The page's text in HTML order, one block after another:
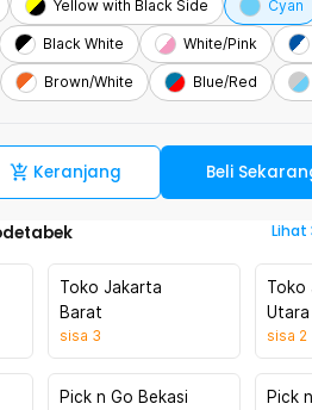
Yellow with Black Side Cyan
Black White White/Pink
Brown/White Blue/Red
Keranjang Beli
Lihat
Toko Jakarta
Barat
sisa 3
Toko
Utara
sisa 2
Pick n Go Bekasi Pick